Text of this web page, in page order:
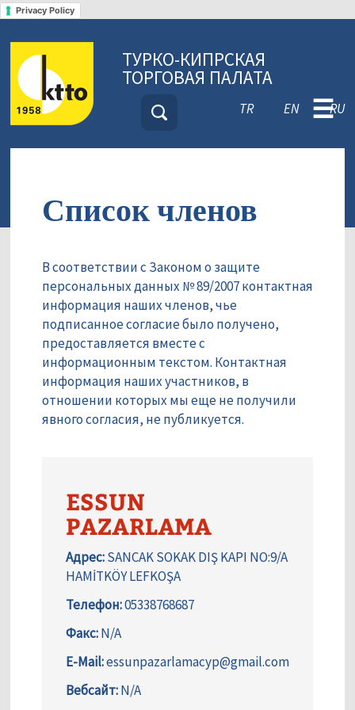
Privacy Policy
ТУРКО-КИПРСКАЯ
ТОРГОВАЯ ПАЛАТА
TR EN RU
☰
Список членов
В соответствии с Законом о защите
персональных данных № 89/2007 контактная
информация наших членов, чье
подписанное согласие было получено,
предоставляется вместе с
информационным текстом. Контактная
информация наших участников, в
отношении которых мы еще не получили
явного согласия, не публикуется.
ESSUN
PAZARLAMA
Адрес:SANCAK SOKAK DIŞ KAPI NO:9/A
HAMİTKÖY LEFKOŞA
Телефон:05338768687
Факс:N/A
E-Mail:essunpazarlamacyp@gmail.com
Вебсайт:N/A